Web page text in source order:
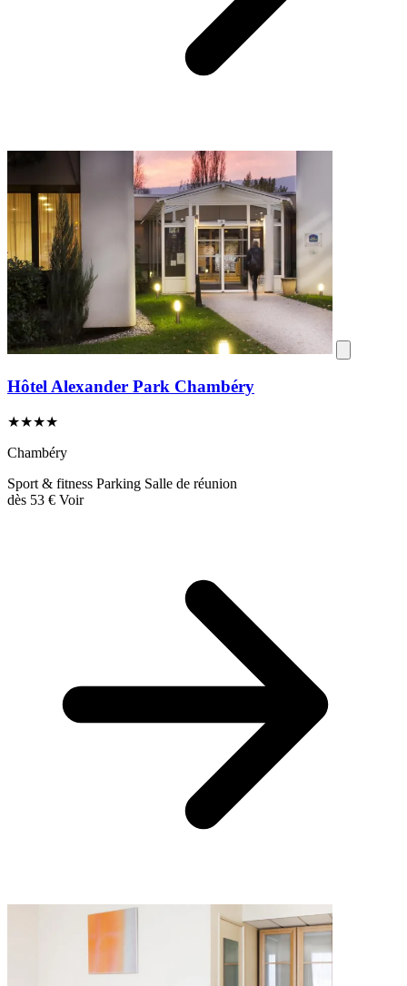
Hôtel Alexander Park Chambéry
★★★★
Chambéry
Sport & fitness Parking Salle de réunion
dès 53 € Voir